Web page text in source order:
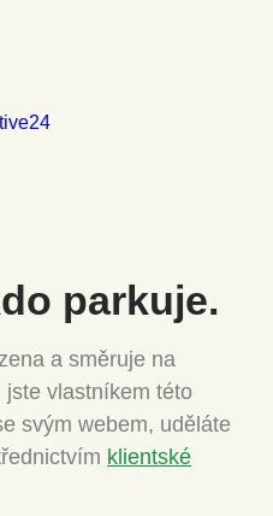
parkuje.
a směruje na
jste vlastníkem této
svým webem, uděláte
klientské